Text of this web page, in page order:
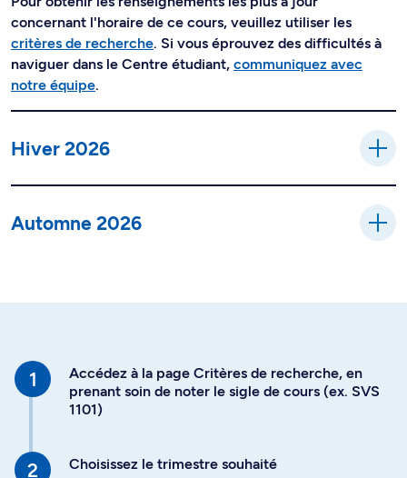
concernant l'horaire de ce cours, veuillez utiliser les
critères de recherche. Si vous éprouvez des difficultés à
naviguer dans le Centre étudiant, communiquez avec
notre équipe.
Hiver 2026
Automne 2026
Accédez à la page Critères de recherche, en
prenant soin de noter le sigle de cours (ex. SVS
1101)
Choisissez le trimestre souhaité